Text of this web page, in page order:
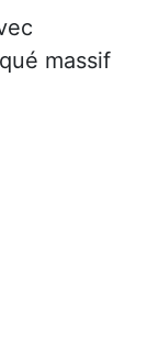
massif